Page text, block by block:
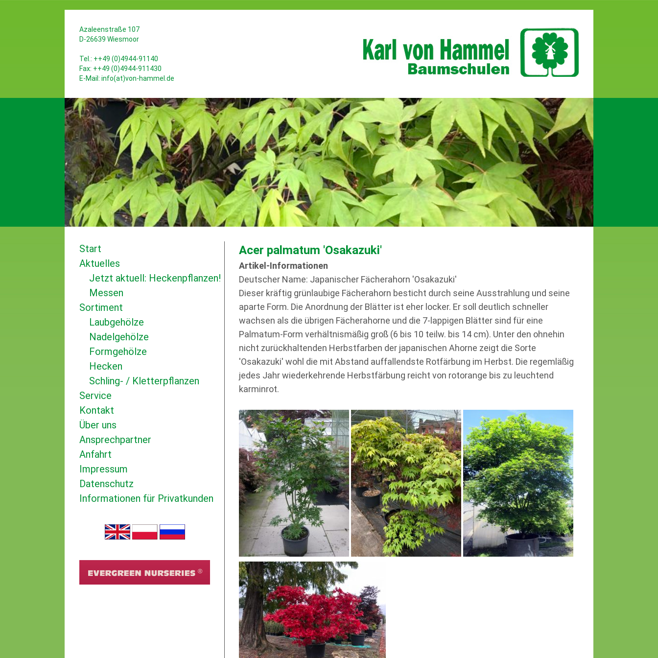
Azaleenstraße 107
D-26639 Wiesmoor
Tel.: ++49 (0)4944-91140
Fax: ++49 (0)4944-911430
E-Mail: info(at)von-hammel.de
Acer palmatum 'Osakazuki'
Artikel-Informationen
Deutscher Name: Japanischer Fächerahorn 'Osakazuki'
Dieser kräftig grünlaubige Fächerahorn besticht durch seine Ausstrahlung und seine
aparte Form. Die Anordnung der Blätter ist eher locker. Er soll deutlich schneller
wachsen als die übrigen Fächerahorne und die 7-lappigen Blätter sind für eine
Palmatum-Form verhältnismäßig groß (6 bis 10 teilw. bis 14 cm). Unter den ohnehin
nicht zurückhaltenden Herbstfarben der japanischen Ahorne zeigt die Sorte
'Osakazuki' wohl die mit Abstand auffallendste Rotfärbung im Herbst. Die regemläßig
jedes Jahr wiederkehrende Herbstfärbung reicht von rotorange bis zu leuchtend
karminrot.
Start
Aktuelles
Jetzt aktuell: Heckenpflanzen!
Messen
Sortiment
Laubgehölze
Nadelgehölze
Formgehölze
Hecken
Schling- / Kletterpflanzen
Service
Kontakt
Über uns
Ansprechpartner
Anfahrt
Impressum
Datenschutz
Informationen für Privatkunden